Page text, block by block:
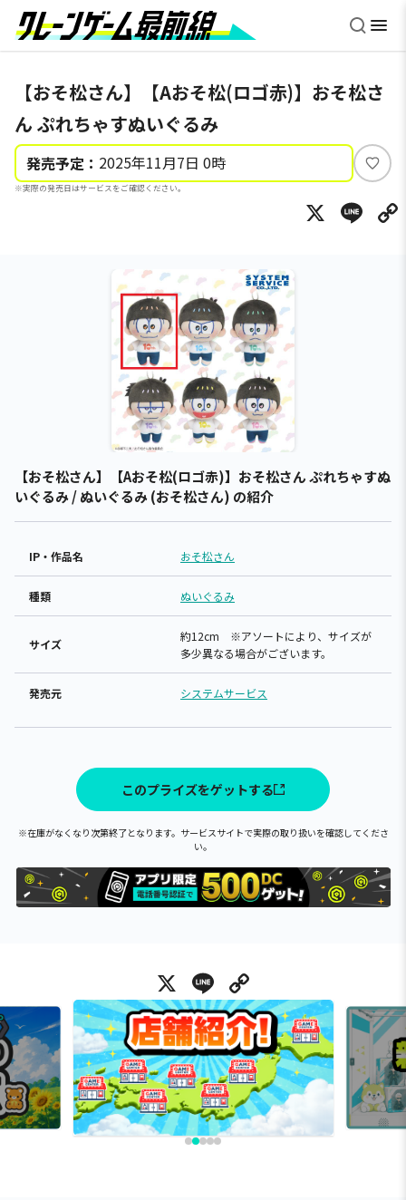
【おそ松さん】【Aおそ松(ロゴ赤)】おそ松さ
ん ぷれちゃすぬいぐるみ
発売予定： 2025年11月7日 0時
※実際の発売日はサービスをご確認ください。
い
ね
X
【おそ松さん】【Aおそ松(ロゴ赤)】おそ松さん ぷれちゃすぬ
いぐるみ / ぬいぐるみ (おそ松さん) の紹介
IP・作品名 おそ松さん
種類 ぬいぐるみ
サイズ
約12cm ※アソートにより、サイズが
多少異なる場合がございます。
発売元 システムサービス
このプライズをゲットする
※在庫がなくなり次第終了となります。サービスサイトで実際の取り扱いを確認してくださ
い。
X Line